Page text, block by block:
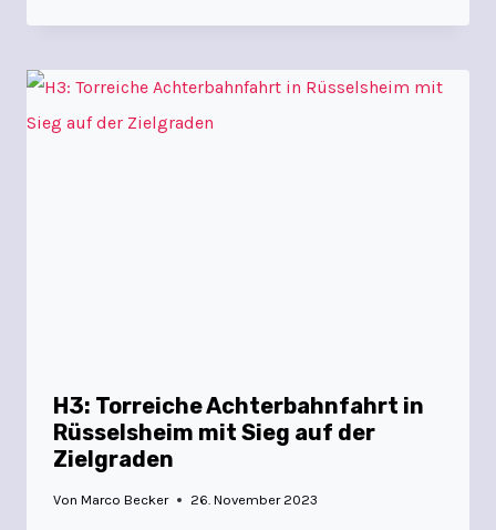
H3: Torreiche Achterbahnfahrt in
Rüsselsheim mit Sieg auf der
Zielgraden
Von Marco Becker 26. November 2023